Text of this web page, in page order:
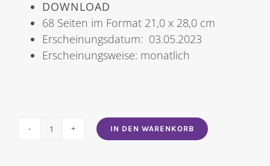
DOWNLOAD
68 Seiten im Format 21,0 x 28,0 cm
Erscheinungsdatum: 03.05.2023
Erscheinungsweise: monatlich
ANNA
IN DEN WARENKORB